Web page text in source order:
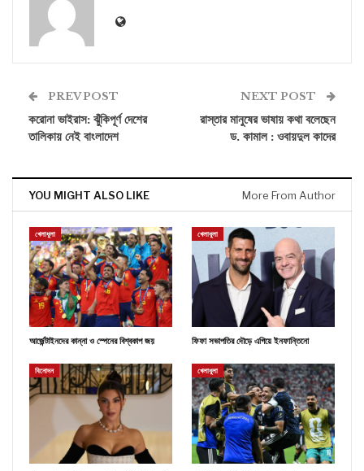
PREV POST
করোনা ভাইরাস: ঝুঁকিপূর্ণ দেশের
তালিকায় নেই বাংলাদেশ
NEXT POST
রাস্তার মানুষের ভাষায় কথা বলেছেন
ড. কামাল : ওবায়দুল কাদের
YOU MIGHT ALSO LIKE More From Author
খেলাধুলা
আর্জেন্টাইনদের কান্না ও স্পেনের বিশ্বকাপ জয়
খেলাধুলা
ফিফা সভাপতির দৌড়ে এগিয়ে ইনফান্তিনো
বিনোদন খেলাধুলা